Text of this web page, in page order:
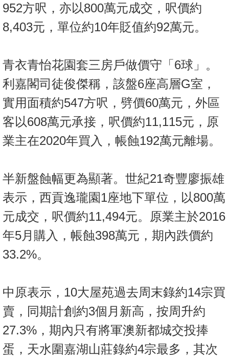
952方呎，亦以800萬元成交，呎價約
8,403元，單位約10年貶值約92萬元。
青衣青怡花園套三房戶做價守「6球」。
利嘉閣司徒俊傑稱，該盤6座高層G室，
實用面積約547方呎，劈價60萬元，外區
客以608萬元承接，呎價約11,115元，原
業主在2020年買入，帳蝕192萬元離場。
半新盤蝕幅更為顯著。世紀21奇豐廖振雄
表示，西貢逸瓏園1座地下單位，以800萬
元成交，呎價約11,494元。原業主於2016
年5月購入，帳蝕398萬元，期內跌價約
33.2%。
中原表示，10大屋苑過去周末錄約14宗買
賣，同期計創約3個月新高，按周升約
27.3%，期內只有將軍澳新都城交投捧
蛋，天水圍嘉湖山莊錄約4宗最多，其次